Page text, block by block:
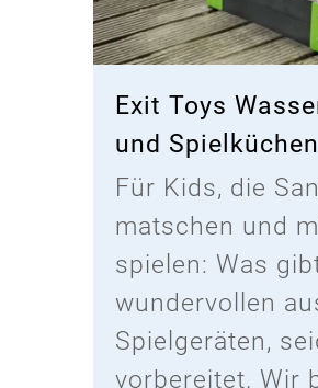
Exit Toys
und Spielküchen
Für Kids, die
matschen und
spielen: Was
wundervollen
Spielgeräten,
vorbereitet. Wir